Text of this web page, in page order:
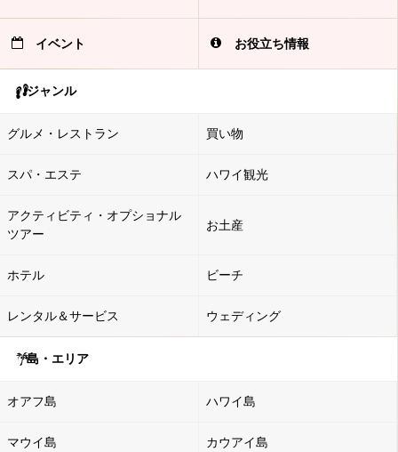
イベント お役立ち情報
ジャンル
グルメ・レストラン 買い物
スパ・エステ ハワイ観光
アクティビティ・オプショナル
ツアー
お土産
ホテル ビーチ
レンタル＆サービス ウェディング
島・エリア
オアフ島 ハワイ島
マウイ島 カウアイ島